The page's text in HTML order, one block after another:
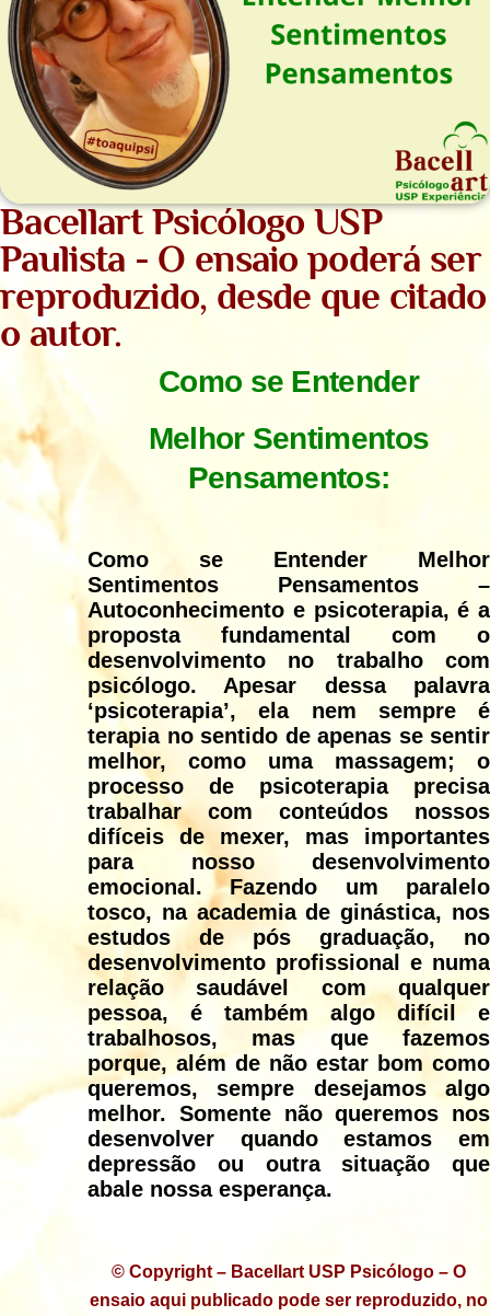
Bacellart Psicólogo USP
Paulista - O ensaio poderá ser
reproduzido, desde que citado
o autor.
Como se Entender
Melhor Sentimentos
Pensamentos:
Como se Entender Melhor
Sentimentos Pensamentos –
Autoconhecimento e psicoterapia, é a
proposta fundamental com o
desenvolvimento no trabalho com
psicólogo. Apesar dessa palavra
‘psicoterapia’, ela nem sempre é
terapia no sentido de apenas se sentir
melhor, como uma massagem; o
processo de psicoterapia precisa
trabalhar com conteúdos nossos
difíceis de mexer, mas importantes
para nosso desenvolvimento
emocional. Fazendo um paralelo
tosco, na academia de ginástica, nos
estudos de pós graduação, no
desenvolvimento profissional e numa
relação saudável com qualquer
pessoa, é também algo difícil e
trabalhosos, mas que fazemos
porque, além de não estar bom como
queremos, sempre desejamos algo
melhor. Somente não queremos nos
desenvolver quando estamos em
depressão ou outra situação que
abale nossa esperança.
© Copyright – Bacellart USP Psicólogo – O
ensaio aqui publicado pode ser reproduzido, no